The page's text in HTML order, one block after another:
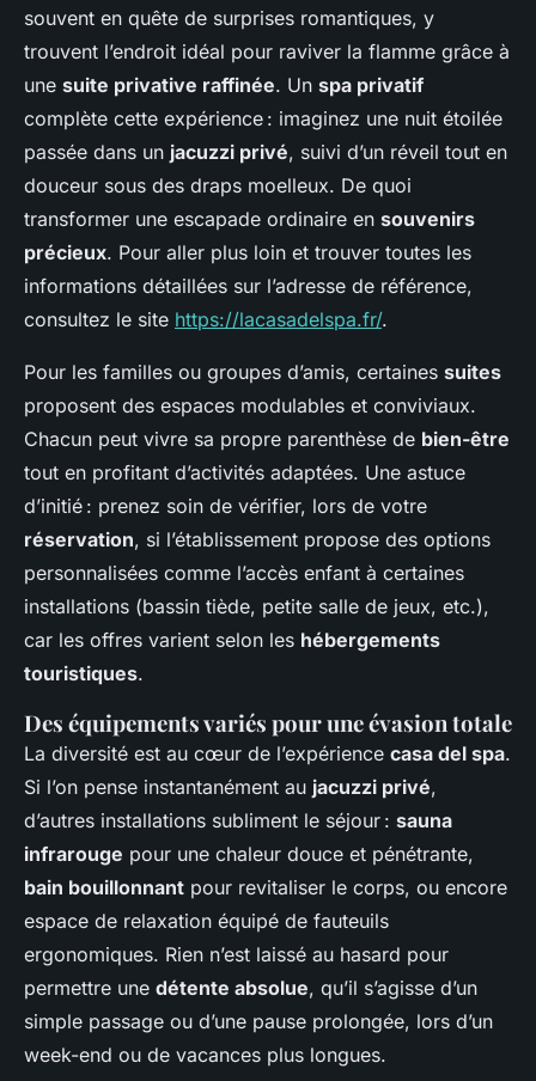
souvent en quête de surprises romantiques, y
trouvent l’endroit idéal pour raviver la flamme grâce à
une suite privative raffinée. Un spa privatif
complète cette expérience : imaginez une nuit étoilée
passée dans un jacuzzi privé, suivi d’un réveil tout en
douceur sous des draps moelleux. De quoi
transformer une escapade ordinaire en souvenirs
précieux. Pour aller plus loin et trouver toutes les
informations détaillées sur l’adresse de référence,
consultez le site https://lacasadelspa.fr/.
Pour les familles ou groupes d’amis, certaines suites
proposent des espaces modulables et conviviaux.
Chacun peut vivre sa propre parenthèse de bien-être
tout en profitant d’activités adaptées. Une astuce
d’initié : prenez soin de vérifier, lors de votre
réservation, si l’établissement propose des options
personnalisées comme l’accès enfant à certaines
installations (bassin tiède, petite salle de jeux, etc.),
car les offres varient selon les hébergements
touristiques.
Des équipements variés pour une évasion totale
La diversité est au cœur de l’expérience casa del spa.
Si l’on pense instantanément au jacuzzi privé,
d’autres installations subliment le séjour : sauna
infrarouge pour une chaleur douce et pénétrante,
bain bouillonnant pour revitaliser le corps, ou encore
espace de relaxation équipé de fauteuils
ergonomiques. Rien n’est laissé au hasard pour
permettre une détente absolue, qu’il s’agisse d’un
simple passage ou d’une pause prolongée, lors d’un
week-end ou de vacances plus longues.